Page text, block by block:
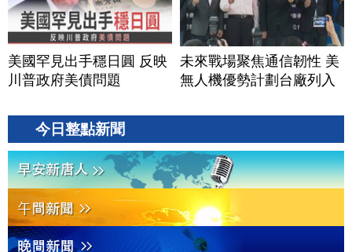
美國罕見出手穩日圓 反映
川普政府美債問題
未來戰場聚焦通信韌性 美
無人機優勢計劃台廠列入
今日整點新聞